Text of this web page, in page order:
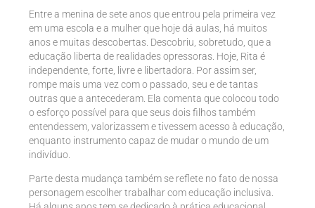
Entre a menina de sete anos que entrou pela primeira vez
em uma escola e a mulher que hoje dá aulas, há muitos
anos e muitas descobertas. Descobriu, sobretudo, que a
educação liberta de realidades opressoras. Hoje, Rita é
independente, forte, livre e libertadora. Por assim ser,
rompe mais uma vez com o passado, seu e de tantas
outras que a antecederam. Ela comenta que colocou todo
o esforço possível para que seus dois filhos também
entendessem, valorizassem e tivessem acesso à educação,
enquanto instrumento capaz de mudar o mundo de um
indivíduo.
Parte desta mudança também se reflete no fato de nossa
personagem escolher trabalhar com educação inclusiva.